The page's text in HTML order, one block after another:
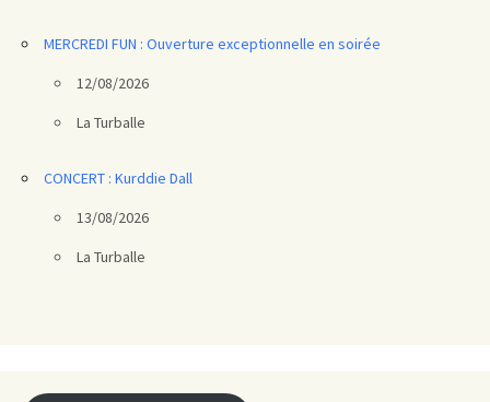
MERCREDI FUN : Ouverture exceptionnelle en soirée
12/08/2026
La Turballe
CONCERT : Kurddie Dall
13/08/2026
La Turballe